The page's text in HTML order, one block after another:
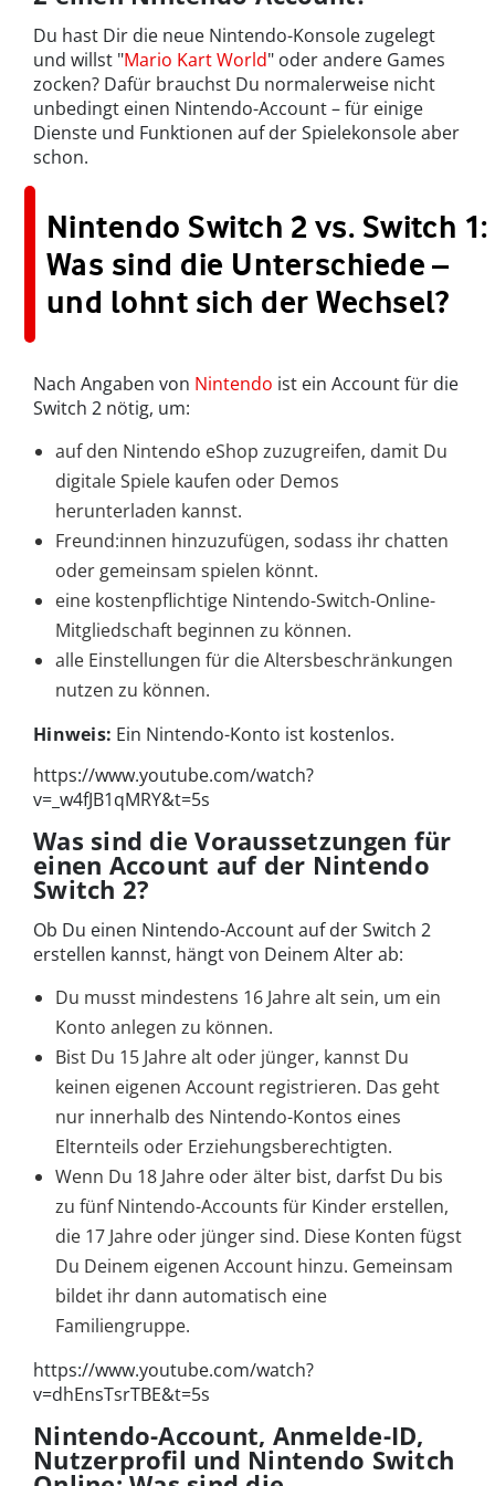
Du hast Dir die neue Nintendo-Konsole zugelegt
und willst "Mario Kart World" oder andere Games
zocken? Dafür brauchst Du normalerweise nicht
unbedingt einen Nintendo-Account – für einige
Dienste und Funktionen auf der Spielekonsole aber
schon.
Nintendo Switch 2 vs. Switch 1:
Was sind die Unterschiede –
und lohnt sich der Wechsel?
Nach Angaben von Nintendo ist ein Account für die
Switch 2 nötig, um:
auf den Nintendo eShop zuzugreifen, damit Du
digitale Spiele kaufen oder Demos
herunterladen kannst.
Freund:innen hinzuzufügen, sodass ihr chatten
oder gemeinsam spielen könnt.
eine kostenpflichtige Nintendo-Switch-Online-
Mitgliedschaft beginnen zu können.
alle Einstellungen für die Altersbeschränkungen
nutzen zu können.
Hinweis: Ein Nintendo-Konto ist kostenlos.
https://www.youtube.com/watch?
v=_w4fJB1qMRY&t=5s
Was sind die Voraussetzungen für
einen Account auf der Nintendo
Switch 2?
Ob Du einen Nintendo-Account auf der Switch 2
erstellen kannst, hängt von Deinem Alter ab:
Du musst mindestens 16 Jahre alt sein, um ein
Konto anlegen zu können.
Bist Du 15 Jahre alt oder jünger, kannst Du
keinen eigenen Account registrieren. Das geht
nur innerhalb des Nintendo-Kontos eines
Elternteils oder Erziehungsberechtigten.
Wenn Du 18 Jahre oder älter bist, darfst Du bis
zu fünf Nintendo-Accounts für Kinder erstellen,
die 17 Jahre oder jünger sind. Diese Konten fügst
Du Deinem eigenen Account hinzu. Gemeinsam
bildet ihr dann automatisch eine
Familiengruppe.
https://www.youtube.com/watch?
v=dhEnsTsrTBE&t=5s
Nintendo-Account, Anmelde-ID,
Nutzerprofil und Nintendo Switch